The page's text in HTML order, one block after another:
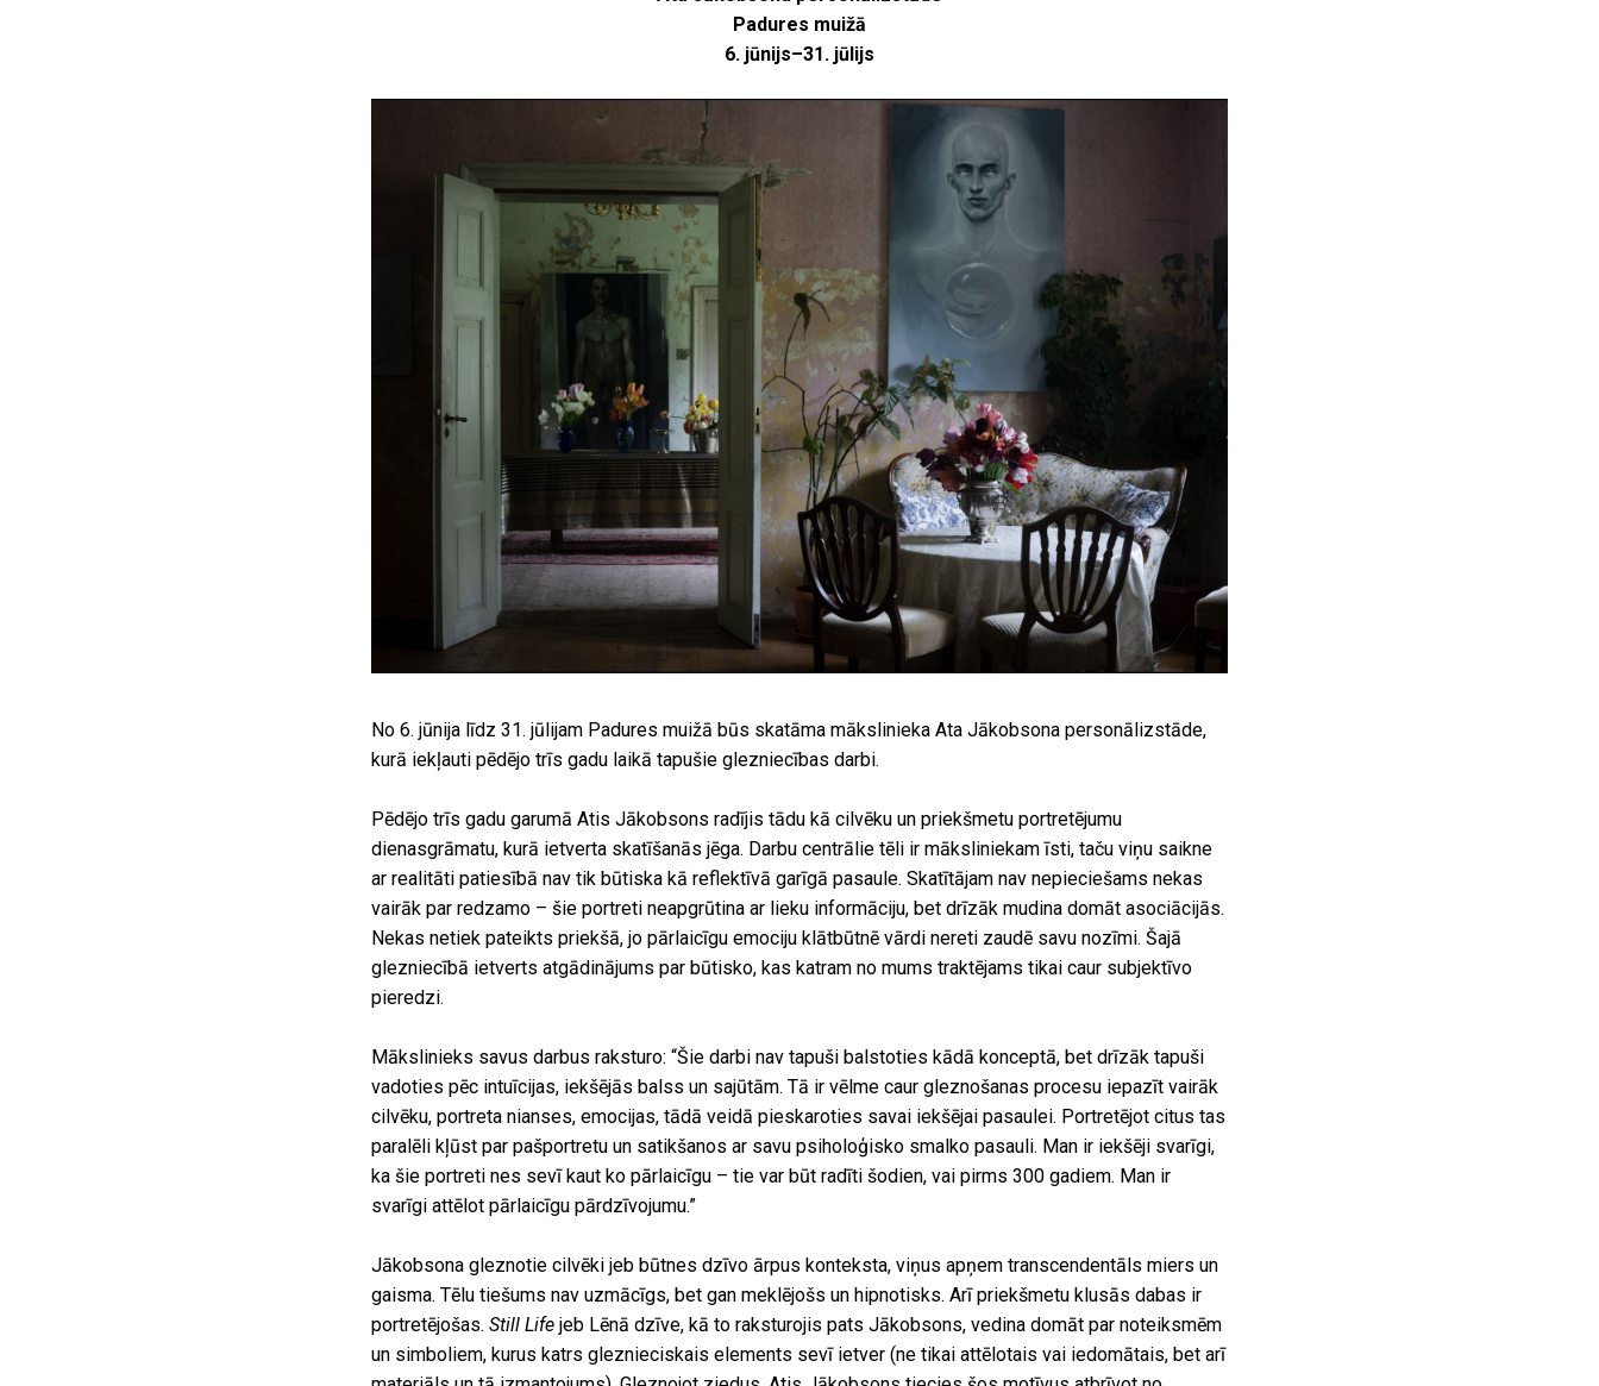
Padures muižā
6. jūnijs–31. jūlijs
No 6. jūnija līdz 31. jūlijam Padures muižā būs skatāma mākslinieka Ata Jākobsona personālizstāde,
kurā iekļauti pēdējo trīs gadu laikā tapušie glezniecības darbi.
Pēdējo trīs gadu garumā Atis Jākobsons radījis tādu kā cilvēku un priekšmetu portretējumu
dienasgrāmatu, kurā ietverta skatīšanās jēga. Darbu centrālie tēli ir māksliniekam īsti, taču viņu saikne
ar realitāti patiesībā nav tik būtiska kā reflektīvā garīgā pasaule. Skatītājam nav nepieciešams nekas
vairāk par redzamo – šie portreti neapgrūtina ar lieku informāciju, bet drīzāk mudina domāt asociācijās.
Nekas netiek pateikts priekšā, jo pārlaicīgu emociju klātbūtnē vārdi nereti zaudē savu nozīmi. Šajā
glezniecībā ietverts atgādinājums par būtisko, kas katram no mums traktējams tikai caur subjektīvo
pieredzi.
Mākslinieks savus darbus raksturo: “Šie darbi nav tapuši balstoties kādā konceptā, bet drīzāk tapuši
vadoties pēc intuīcijas, iekšējās balss un sajūtām. Tā ir vēlme caur gleznošanas procesu iepazīt vairāk
cilvēku, portreta nianses, emocijas, tādā veidā pieskaroties savai iekšējai pasaulei. Portretējot citus tas
paralēli kļūst par pašportretu un satikšanos ar savu psiholoģisko smalko pasauli. Man ir iekšēji svarīgi,
ka šie portreti nes sevī kaut ko pārlaicīgu – tie var būt radīti šodien, vai pirms 300 gadiem. Man ir
svarīgi attēlot pārlaicīgu pārdzīvojumu.”
Jākobsona gleznotie cilvēki jeb būtnes dzīvo ārpus konteksta, viņus apņem transcendentāls miers un
gaisma. Tēlu tiešums nav uzmācīgs, bet gan meklējošs un hipnotisks. Arī priekšmetu klusās dabas ir
portretējošas. Still Life jeb Lēnā dzīve, kā to raksturojis pats Jākobsons, vedina domāt par noteiksmēm
un simboliem, kurus katrs gleznieciskais elements sevī ietver (ne tikai attēlotais vai iedomātais, bet arī